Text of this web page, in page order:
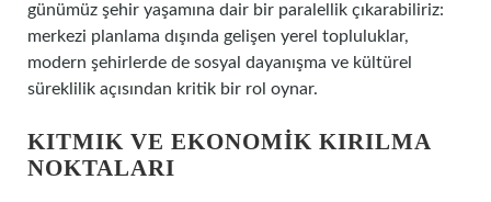
günümüz şehir yaşamına dair bir paralellik çıkarabiliriz:
merkezi planlama dışında gelişen yerel topluluklar,
modern şehirlerde de sosyal dayanışma ve kültürel
süreklilik açısından kritik bir rol oynar.
KITMIK VE EKONOMIK KIRILMA
NOKTALARI